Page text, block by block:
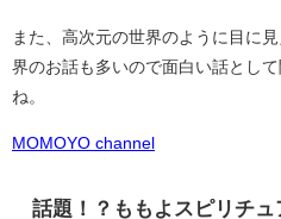
また、高次元の世界のように目に
界のお話も多いので面白い話とし
ね。
MOMOYO channel
話題！？ももよスピリチ